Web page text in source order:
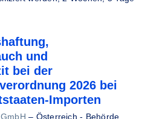
und
bei der
2026 bei
Importen
– Österreich - Behörde